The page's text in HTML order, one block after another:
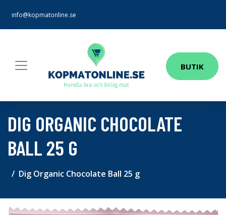
info@kopmatonline.se
BUTIK
DIG ORGANIC CHOCOLATE
BALL 25 G
Dig Organic Chocolate Ball 25 g